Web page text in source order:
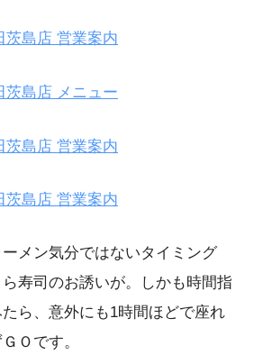
メン気分ではないタイミング
寿司のお誘いが。しかも時間指
ら、意外にも1時間ほどで座れ
Ｏです。